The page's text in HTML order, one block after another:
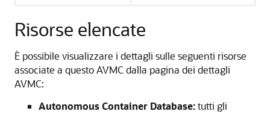
Risorse elencate
È possibile visualizzare i dettagli sulle seguenti risorse
associate a questo AVMC dalla pagina dei dettagli
AVMC:
Autonomous Container Database:tutti gli